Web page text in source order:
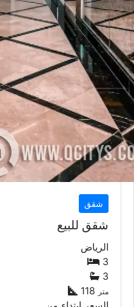
شقق
شقق للبيع
الرياض
3
3
118 متر